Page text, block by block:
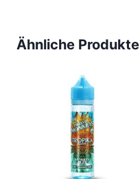
Ähnliche Produkte